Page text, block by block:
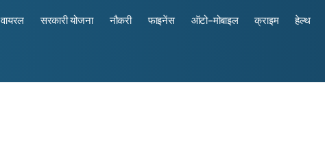
वायरल सरकारी योजना नौकरी फाइनेंस ऑटो-मोबाइल क्राइम हेल्थ